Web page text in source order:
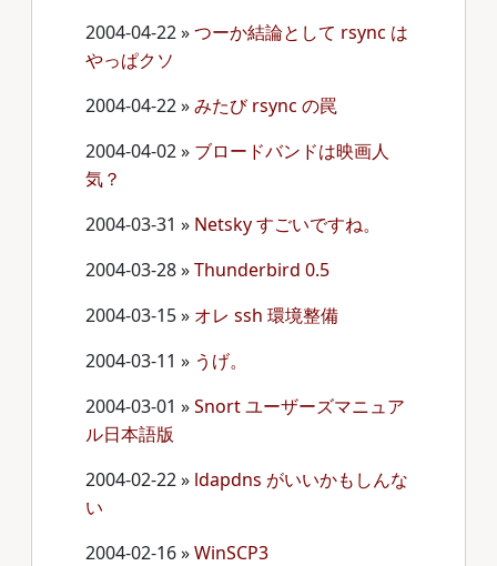
2004-04-22»つーか結論として rsync は
やっぱクソ
2004-04-22»みたび rsync の罠
2004-04-02» ブロードバンドは映画人
気？
2004-03-31 » Netsky すごいですね。
2004-03-28»Thunderbird 0.5
2004-03-15» オレ ssh 環境整備
2004-03-11 » うげ。
2004-03-01 »Snort ユーザーズマニュア
ル日本語版
2004-02-22» ldapdns がいいかもしんな
い
2004-02-16»WinSCP3